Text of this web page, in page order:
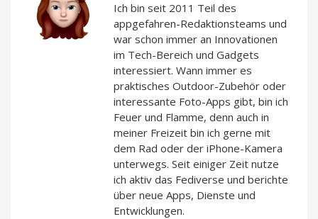
Ich bin seit 2011 Teil des
appgefahren-Redaktionsteams und
war schon immer an Innovationen
im Tech-Bereich und Gadgets
interessiert. Wann immer es
praktisches Outdoor-Zubehör oder
interessante Foto-Apps gibt, bin ich
Feuer und Flamme, denn auch in
meiner Freizeit bin ich gerne mit
dem Rad oder der iPhone-Kamera
unterwegs. Seit einiger Zeit nutze
ich aktiv das Fediverse und berichte
über neue Apps, Dienste und
Entwicklungen.